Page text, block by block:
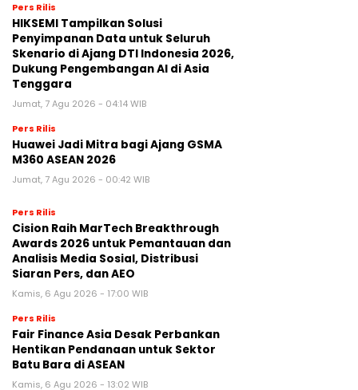
Pers Rilis
HIKSEMI Tampilkan Solusi
Penyimpanan Data untuk Seluruh
Skenario di Ajang DTI Indonesia 2026,
Dukung Pengembangan AI di Asia
Tenggara
Jumat, 7 Agu 2026 - 04:14 WIB
Pers Rilis
Huawei Jadi Mitra bagi Ajang GSMA
M360 ASEAN 2026
Jumat, 7 Agu 2026 - 00:42 WIB
Pers Rilis
Cision Raih MarTech Breakthrough
Awards 2026 untuk Pemantauan dan
Analisis Media Sosial, Distribusi
Siaran Pers, dan AEO
Kamis, 6 Agu 2026 - 17:00 WIB
Pers Rilis
Fair Finance Asia Desak Perbankan
Hentikan Pendanaan untuk Sektor
Batu Bara di ASEAN
Kamis, 6 Agu 2026 - 13:02 WIB